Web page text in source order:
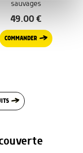
sociaux, de
celles-ci
avez fournies
de leurs
sauvages
49.00€
COMMANDER